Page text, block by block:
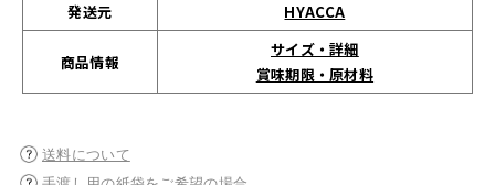
発送元
HYACCA
商品情報
サイズ・詳細
賞味期限・原材料
送料について